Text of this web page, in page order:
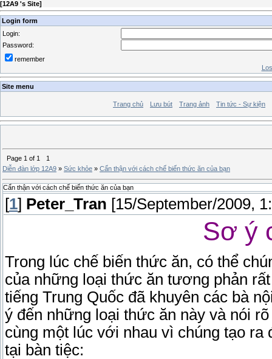
[12A9 's Site]
Login form
Login:
Password:
remember
Site menu
Trang chủ Lưu bút Trang ảnh Tin tức - Sự kiện
Page 1 of 1
1
Diễn đàn lớp 12A9 » Sức khỏe » Cẩn thận với cách chế biến thức ăn của bạn
Cẩn thận với cách chế biến thức ăn của bạn
[1] Peter_Tran [15/September/2009,
Sơ ý
Trong lúc chế biến thức ăn, có thể
của những loại thức ăn tương phản
tiếng Trung Quốc đã khuyên các bà
ý đến những loại thức ăn này và nói
cùng một lúc với nhau vì chúng tạo ra
tại bàn tiệc: